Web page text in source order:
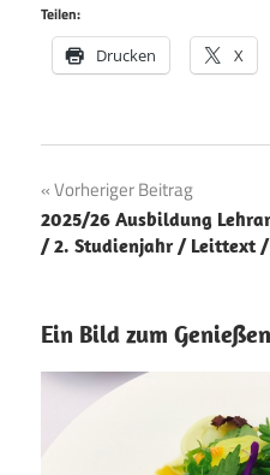
Teilen:
Drucken X
Vorheriger Beitrag
2025/26 Ausbildung
/ 2. Studienjahr / Leittext /
Ein Bild zum